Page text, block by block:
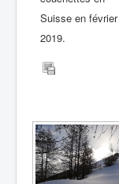
Suisse en février
2019.